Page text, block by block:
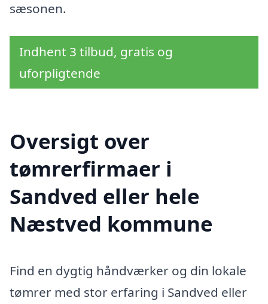
sæsonen.
Indhent 3 tilbud, gratis og
uforpligtende
Oversigt over
tømrerfirmaer i
Sandved eller hele
Næstved kommune
Find en dygtig håndværker og din lokale
tømrer med stor erfaring i Sandved eller